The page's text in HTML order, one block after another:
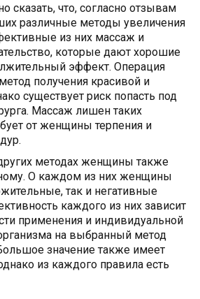
сказать, что, согласно отзывам
различные методы увеличения
из них массаж и
которые дают хорошие
эффект. Операция
получения красивой и
существует риск попасть под
Массаж лишен таких
от женщины терпения и
методах женщины также
О каждом из них женщины
так и негативные
каждого из них зависит
применения и индивидуальной
на выбранный метод
значение также имеет
из каждого правила есть